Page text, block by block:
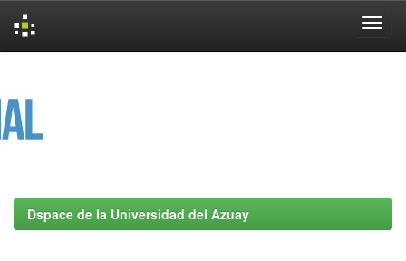
Dspace de la Universidad del Azuay